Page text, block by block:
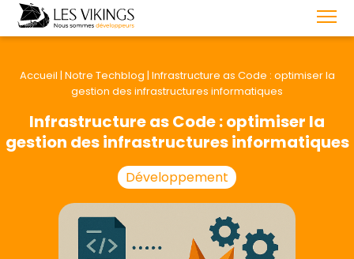
Accueil | Notre Techblog | Infrastructure as Code : optimiser la
gestion des infrastructures informatiques
Infrastructure as Code : optimiser la
gestion des infrastructures informatiques
Développement